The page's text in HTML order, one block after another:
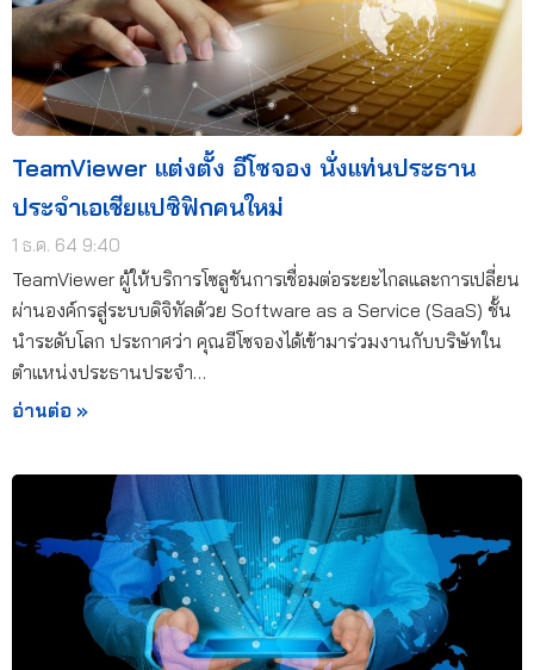
TeamViewer แต่งตั้ง อีโซจอง นั่งแท่นประธาน
ประจำเอเชียแปซิฟิกคนใหม่
1 ธ.ค. 64 9:40
TeamViewer ผู้ให้บริการโซลูชันการเชื่อมต่อระยะไกลและการเปลี่ยน
ผ่านองค์กรสู่ระบบดิจิทัลด้วย Software as a Service (SaaS) ชั้น
นำระดับโลก ประกาศว่า คุณอีโซจองได้เข้ามาร่วมงานกับบริษัทใน
ตำแหน่งประธานประจำ…
อ่านต่อ »